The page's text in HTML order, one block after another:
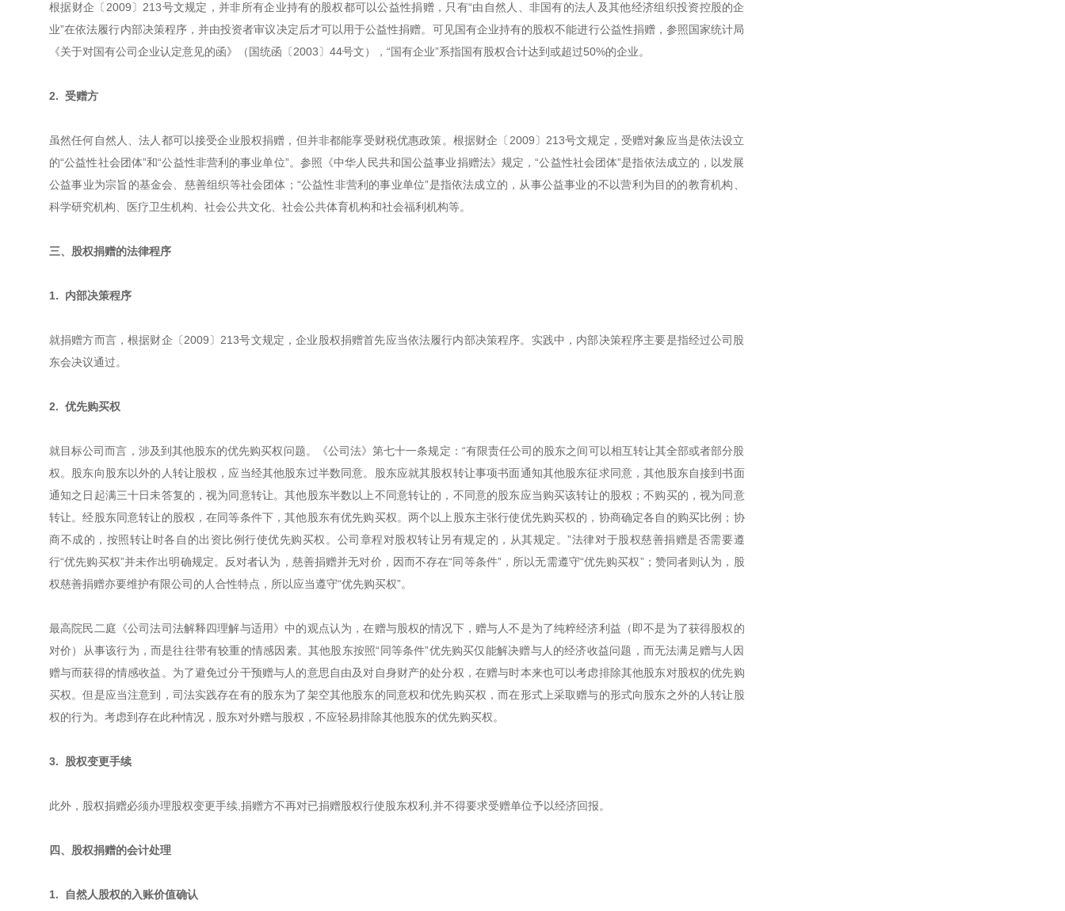
根据财企〔2009〕213号文规定，并非所有企业持有的股权都可以公益性捐赠，只有“由自然人、非国有的法人及其他经济组织投资控股的企
业”在依法履行内部决策程序，并由投资者审议决定后才可以用于公益性捐赠。可见国有企业持有的股权不能进行公益性捐赠，参照国家统计局
《关于对国有公司企业认定意见的函》（国统函〔2003〕44号文），“国有企业”系指国有股权合计达到或超过50%的企业。
2. 受赠方
虽然任何自然人、法人都可以接受企业股权捐赠，但并非都能享受财税优惠政策。根据财企〔2009〕213号文规定，受赠对象应当是依法设立
的“公益性社会团体”和“公益性非营利的事业单位”。参照《中华人民共和国公益事业捐赠法》规定，“公益性社会团体”是指依法成立的，以发展
公益事业为宗旨的基金会、慈善组织等社会团体；“公益性非营利的事业单位”是指依法成立的，从事公益事业的不以营利为目的的教育机构、
科学研究机构、医疗卫生机构、社会公共文化、社会公共体育机构和社会福利机构等。
三、股权捐赠的法律程序
1. 内部决策程序
就捐赠方而言，根据财企〔2009〕213号文规定，企业股权捐赠首先应当依法履行内部决策程序。实践中，内部决策程序主要是指经过公司股
东会决议通过。
2. 优先购买权
就目标公司而言，涉及到其他股东的优先购买权问题。《公司法》第七十一条规定：“有限责任公司的股东之间可以相互转让其全部或者部分股
权。股东向股东以外的人转让股权，应当经其他股东过半数同意。股东应就其股权转让事项书面通知其他股东征求同意，其他股东自接到书面
通知之日起满三十日未答复的，视为同意转让。其他股东半数以上不同意转让的，不同意的股东应当购买该转让的股权；不购买的，视为同意
转让。经股东同意转让的股权，在同等条件下，其他股东有优先购买权。两个以上股东主张行使优先购买权的，协商确定各自的购买比例；协
商不成的，按照转让时各自的出资比例行使优先购买权。公司章程对股权转让另有规定的，从其规定。”法律对于股权慈善捐赠是否需要遵
行“优先购买权”并未作出明确规定。反对者认为，慈善捐赠并无对价，因而不存在“同等条件”，所以无需遵守“优先购买权”；赞同者则认为，股
权慈善捐赠亦要维护有限公司的人合性特点，所以应当遵守“优先购买权”。
最高院民二庭《公司法司法解释四理解与适用》中的观点认为，在赠与股权的情况下，赠与人不是为了纯粹经济利益（即不是为了获得股权的
对价）从事该行为，而是往往带有较重的情感因素。其他股东按照“同等条件”优先购买仅能解决赠与人的经济收益问题，而无法满足赠与人因
赠与而获得的情感收益。为了避免过分干预赠与人的意思自由及对自身财产的处分权，在赠与时本来也可以考虑排除其他股东对股权的优先购
买权。但是应当注意到，司法实践存在有的股东为了架空其他股东的同意权和优先购买权，而在形式上采取赠与的形式向股东之外的人转让股
权的行为。考虑到存在此种情况，股东对外赠与股权，不应轻易排除其他股东的优先购买权。
3. 股权变更手续
此外，股权捐赠必须办理股权变更手续,捐赠方不再对已捐赠股权行使股东权利,并不得要求受赠单位予以经济回报。
四、股权捐赠的会计处理
1. 自然人股权的入账价值确认